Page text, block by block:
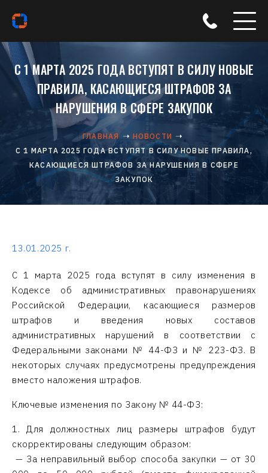
С 1 МАРТА 2025 ГОДА ВСТУПЯТ В СИЛУ НОВЫЕ
ПРАВИЛА, КАСАЮЩИЕСЯ ШТРАФОВ ЗА
НАРУШЕНИЯ В СФЕРЕ ЗАКУПОК
ГЛАВНАЯ
НОВОСТИ
С 1 МАРТА 2025 ГОДА ВСТУПЯТ В СИЛУ НОВЫЕ ПРАВИЛА,
КАСАЮЩИЕСЯ ШТРАФОВ ЗА НАРУШЕНИЯ В СФЕРЕ
ЗАКУПОК
13.01.2025 г.
С 1 марта 2025 года вступят в силу изменения в
Кодексе об административных правонарушениях
Российской Федерации, касающиеся размеров
штрафов и введения новых составов
административных нарушений в соответствии с
Федеральными законами № 44-ФЗ и № 223-ФЗ. В
некоторых случаях предусмотрены предупреждения
вместо наложения штрафов.
Ключевые изменения по Закону № 44-ФЗ:
1. Для должностных лиц размеры штрафов будут
скорректированы следующим образом:
— За неправильный выбор способа закупки — от 30